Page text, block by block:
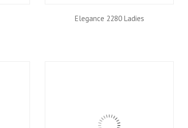
Elegance 2280 Ladies